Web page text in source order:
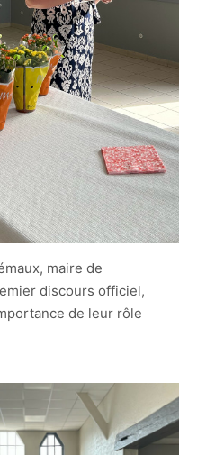
maire de
discours officiel,
de leur rôle